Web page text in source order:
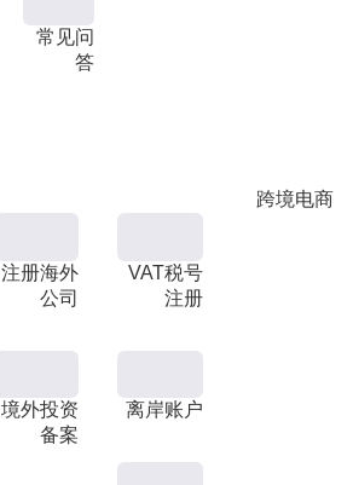
常见问
答
跨境电商
注册海外
公司
VAT税号
注册
境外投资
备案
离岸账户